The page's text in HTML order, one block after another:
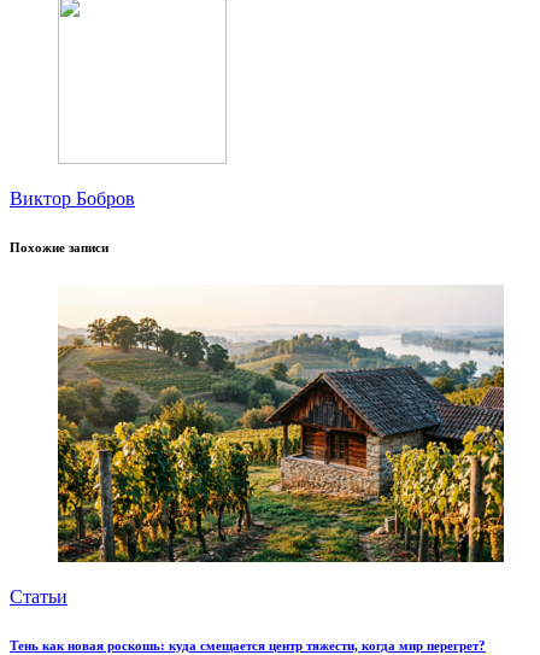
Виктор Бобров
Похожие записи
Статьи
Тень как новая роскошь: куда смещается центр тяжести, когда мир перегрет?